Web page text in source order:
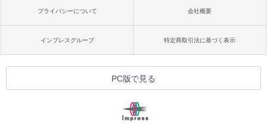
プライバシーについて 会社概要
インプレスグループ 特定商取引法に基づく表示
PC版で見る